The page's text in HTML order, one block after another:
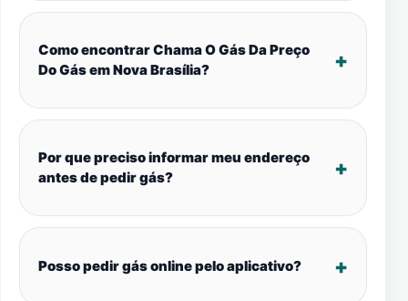
Como encontrar Chama O Gás Da Preço
Do Gás em Nova Brasília?
Por que preciso informar meu endereço
antes de pedir gás?
Posso pedir gás online pelo aplicativo?